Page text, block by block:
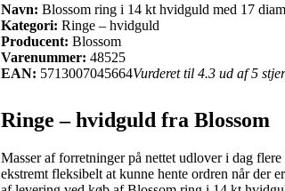
Navn: Blossom ring i 14 kt hvidguld med 17
Kategori: Ringe – hvidguld
Producent: Blossom
Varenummer: 48525
EAN: 5713007045664Vurderet til 4.3 ud af 5
Ringe – hvidguld fra Blossom
Masser af forretninger på nettet udlover i dag
ekstremt fleksibelt at kunne hente ordren når